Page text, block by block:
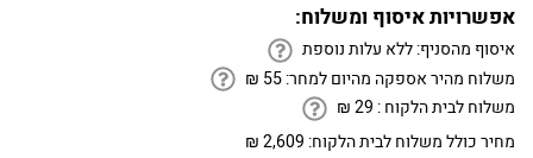
אפשרויות איסוף ומשלוח:
איסוף מהסניף:ללא עלות נוספת
משלוח מהיר אספקה מהיום למחר:
₪ 55
משלוח לבית הלקוח :
₪29
מחיר כולל משלוח לבית הלקוח: 2,609 ₪